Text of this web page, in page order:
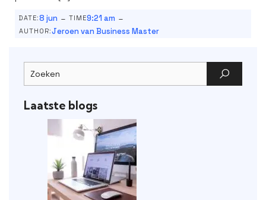
DATE:8 jun - TIME9:21 am -
AUTHOR:Jeroen van Business Master
Laatste blogs